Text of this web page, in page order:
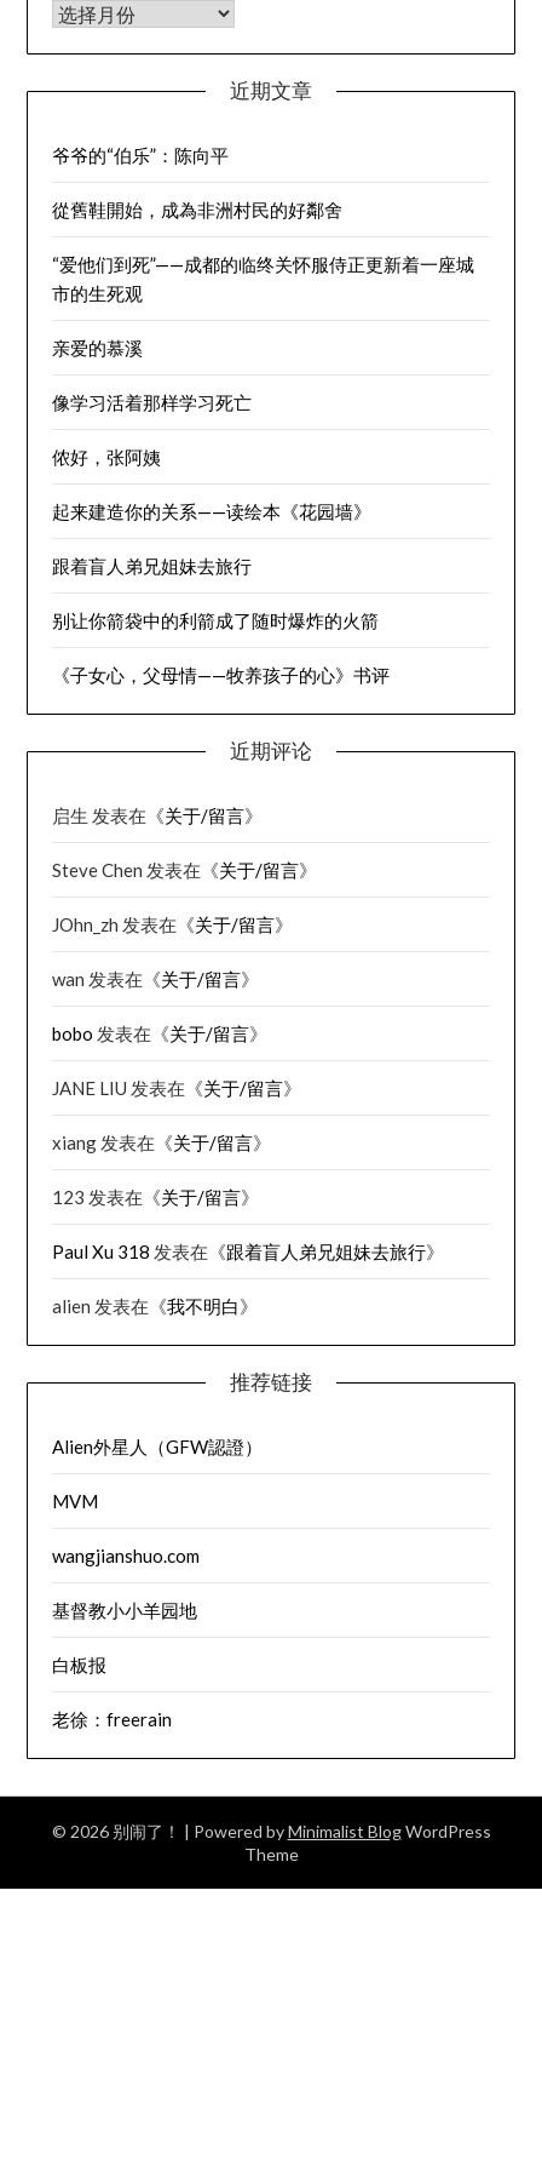
归档
近期文章
爷爷的“伯乐”：陈向平
從舊鞋開始，成為非洲村民的好鄰舍
“爱他们到死”——成都的临终关怀服侍正更新着一座城
市的生死观
亲爱的慕溪
像学习活着那样学习死亡
侬好，张阿姨
起来建造你的关系——读绘本《花园墙》
跟着盲人弟兄姐妹去旅行
别让你箭袋中的利箭成了随时爆炸的火箭
《子女心，父母情——牧养孩子的心》书评
近期评论
启生 发表在《关于/留言》
Steve Chen 发表在《关于/留言》
JOhn_zh 发表在《关于/留言》
wan 发表在《关于/留言》
bobo 发表在《关于/留言》
JANE LIU 发表在《关于/留言》
xiang 发表在《关于/留言》
123 发表在《关于/留言》
Paul Xu 318 发表在《跟着盲人弟兄姐妹去旅行》
alien 发表在《我不明白》
推荐链接
Alien外星人（GFW認證）
MVM
wangjianshuo.com
基督教小小羊园地
白板报
老徐：freerain
© 2026 别闹了！ | Powered byMinimalist BlogWordPress
Theme